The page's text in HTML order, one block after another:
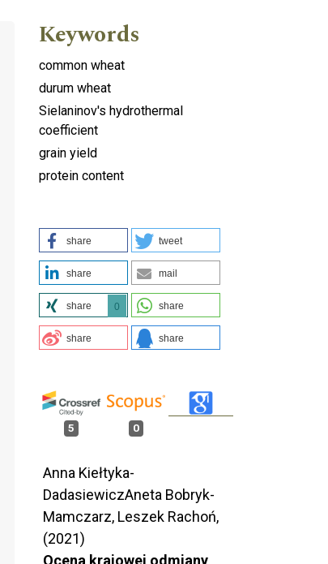
Keywords
common wheat
durum wheat
Sielaninov's hydrothermal
coefficient
grain yield
protein content
share tweet
share mail
share 0 share
share share
5 0
Anna Kiełtyka-
DadasiewiczAneta Bobryk-
Mamczarz, Leszek Rachoń,
(2021)